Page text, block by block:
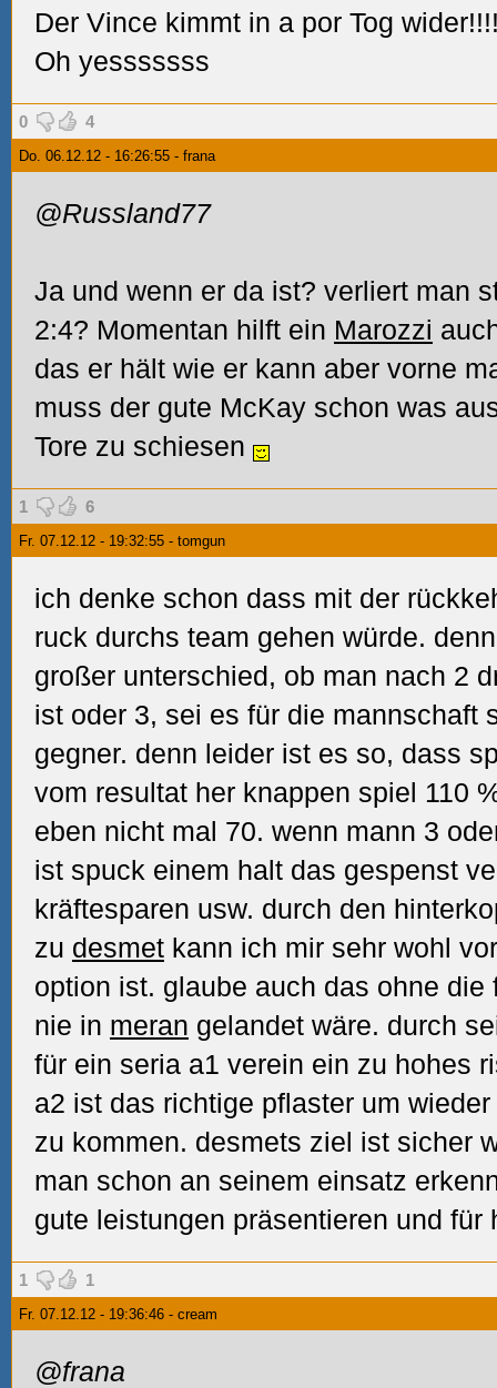
Der Vince kimmt in a por Tog
Oh yesssssss
0 4
Do. 06.12.12 - 16:26:55 - frana
@Russland77
Ja und wenn er da ist? verliert man
2:4? Momentan hilft ein Marozzi
das er hält wie er kann aber vorne
muss der gute McKay schon was
Tore zu schiesen
1 6
Fr. 07.12.12 - 19:32:55 - tomgun
ich denke schon dass mit der
ruck durchs team gehen würde.
großer unterschied, ob man nach 2
ist oder 3, sei es für die mannschaft
gegner. denn leider ist es so, dass
vom resultat her knappen spiel 110
eben nicht mal 70. wenn mann 3
ist spuck einem halt das gespenst
kräftesparen usw. durch den
zu desmet kann ich mir sehr wohl
option ist. glaube auch das ohne
nie in meran gelandet wäre. durch
für ein seria a1 verein ein zu hohes
a2 ist das richtige pflaster um
zu kommen. desmets ziel ist sicher
man schon an seinem einsatz
gute leistungen präsentieren und für
1 1
Fr. 07.12.12 - 19:36:46 - cream
@frana